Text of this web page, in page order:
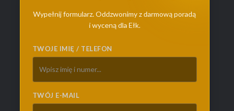
Wypełnij formularz. Oddzwonimy z darmową poradą
i wyceną dla Ełk.
TWOJE IMIĘ / TELEFON
TWÓJ E-MAIL